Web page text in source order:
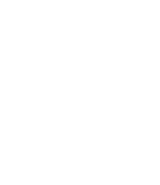
estudiantes.